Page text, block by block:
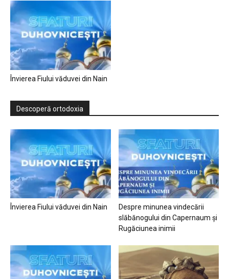
Învierea Fiului văduvei din Nain
Descoperă ortodoxia
Învierea Fiului văduvei din Nain
Despre minunea vindecării
slăbănogului din Capernaum și
Rugăciunea inimii